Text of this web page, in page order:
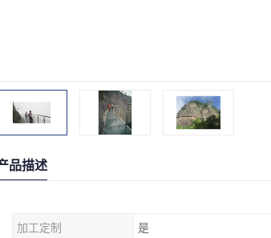
品描述
加工定制 是